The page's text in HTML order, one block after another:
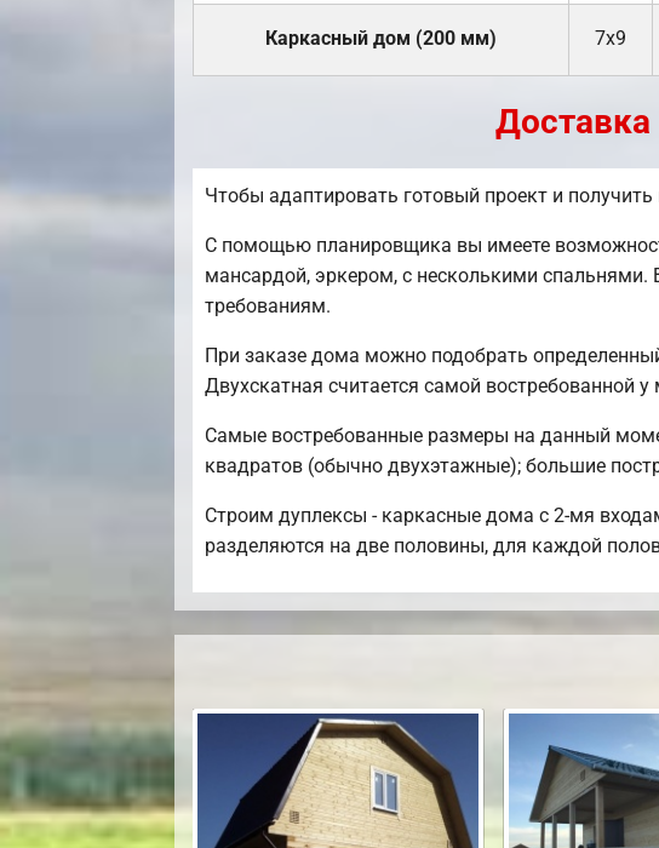
Каркасный дом (200 мм) 7х9
Чтобы адаптировать готовый проект и
С помощью планировщика вы имеете
мансардой, эркером, с несколькими
требованиям.
При заказе дома можно подобрать
Двухскатная считается самой востребованной
Самые востребованные размеры на данный
квадратов (обычно двухэтажные); большие
Строим дуплексы - каркасные дома с 2-мя
разделяются на две половины, для каждой